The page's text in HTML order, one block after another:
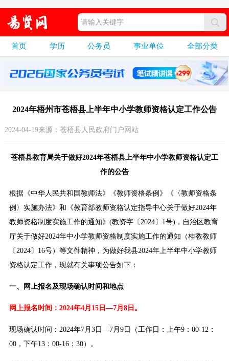
首页 学历 公务员 事业单位 全部分类
2024年梧州市苍梧县上半年中小学教师资格认定工作公告
2024-04-19来源：苍梧县人民政府门户网站
苍梧县教育局关于做好2024年苍梧县上半年中小学教师资格认定工
作的公告
根据《中华人民共和国教师法》《教师资格条例》《〈教师资格条
例〉实施办法》和《教育部教师资格认定指导中心关于做好2024年
教师资格制度实施工作的通知》(教资字〔2024〕1号)，自治区教育
厅关于做好2024年中小学教师资格制度实施工作的通知（桂教教师
〔2024〕16号）等文件精神，为做好我县2024年上半年中小学教师
资格认定工作，现就有关事项公告如下：
一、网上报名及现场确认时间和地点
网上报名时间：2024年4月15日—7月8日。
现场确认时间：2024年7月3日—7月9日（工作日：上午9：00-12：
00，下午13：00-16：30）。